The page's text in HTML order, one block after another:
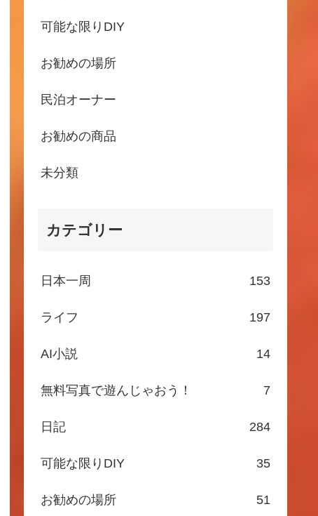
可能な限りDIY
お勧めの場所
民泊オーナー
お勧めの商品
未分類
カテゴリー
日本一周 153
ライフ 197
AI小説 14
無料写真で遊んじゃおう！ 7
日記 284
可能な限りDIY 35
お勧めの場所 51